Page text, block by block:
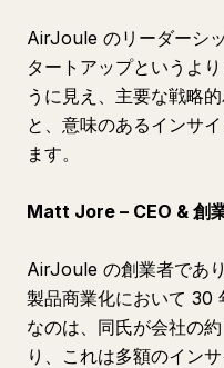
AirJoule のリーダーシ
タートアップというよ
うに見え、主要な戦略
と、意味のあるインサ
ます。
Matt Jore – CEO & 創
AirJoule の創業者であ
製品商業化において 30
なのは、同氏が会社の
り、これは多額のイン